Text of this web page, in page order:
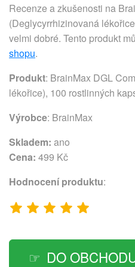
Recenze a zkušenosti na
(Deglycyrrhizinovaná
velmi dobré. Tento produkt
shopu.
Produkt: BrainMax DGL
lékořice), 100 rostlinných
Výrobce: BrainMax
Skladem: ano
Cena: 499 Kč
Hodnocení produktu:
DO